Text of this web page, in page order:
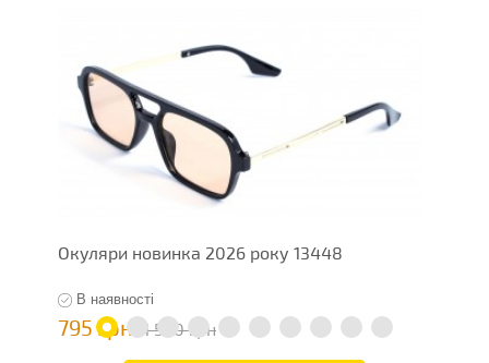
Окуляри новинка 2026 року 13448
В наявності
795 грн 1 590 грн